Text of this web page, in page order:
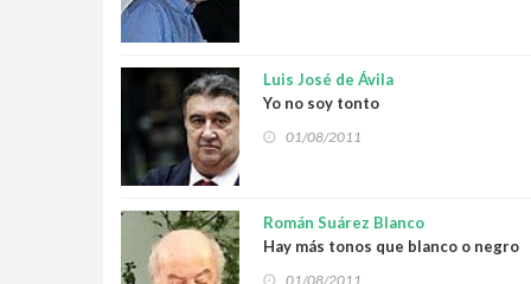
Luis José de Ávila
Yo no soy tonto
01/08/2011
Román Suárez Blanco
Hay más tonos que blanco o negro
01/08/2011